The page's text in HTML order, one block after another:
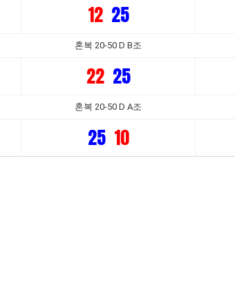
12 25
혼복 20-50 D B조
22 25
혼복 20-50 D A조
25 10